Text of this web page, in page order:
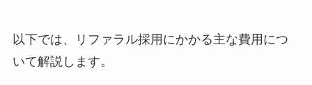
以下では、リファラル採用にかかる主な費用につ
いて解説します。